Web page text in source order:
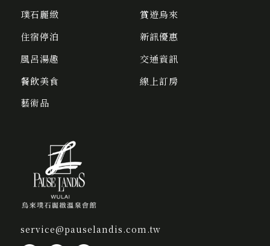
璞石麗緻
住宿停泊
風呂湯趣
餐飲美食
藝術品
賞遊烏來
新訊優惠
交通資訊
線上訂房
service@pauselandis.com.tw